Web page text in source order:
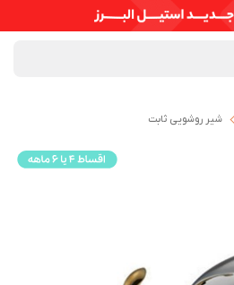
شیر روشویی ثابت